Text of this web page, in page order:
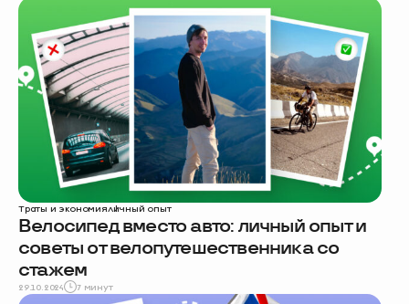
Траты и экономияличный опыт
Велосипед вместо авто: личный опыт и
советы от велопутешественника со
стажем
29.10.2024 7 минут